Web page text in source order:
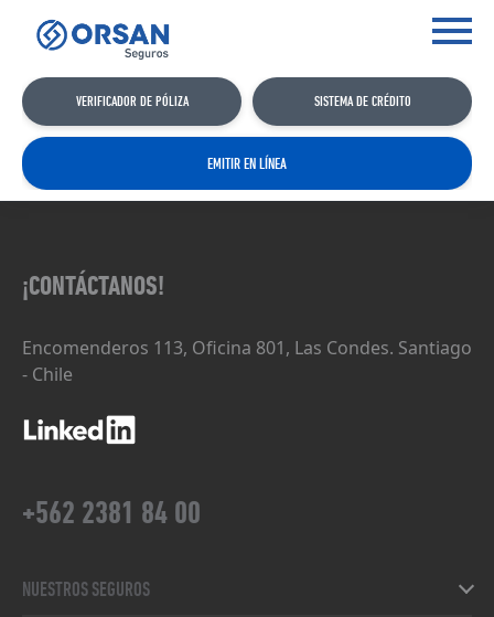
VERIFICADOR DE PÓLIZA SISTEMA DE CRÉDITO
EMITIR EN LÍNEA
¡CONTÁCTANOS!
Encomenderos 113, Oficina 801, Las Condes. Santiago
- Chile
+562 2381 84 00
NUESTROS SEGUROS